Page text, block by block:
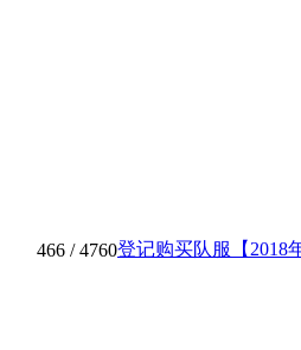
466 / 4760登记购买队服【2018